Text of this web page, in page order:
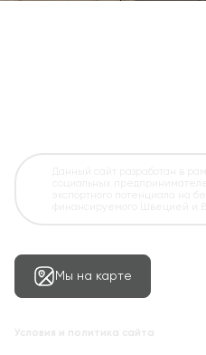
Мы на карте